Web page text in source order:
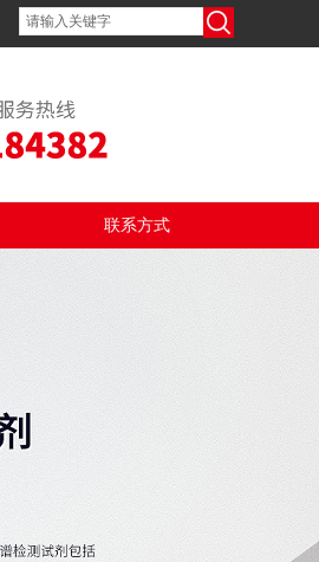
联系方式